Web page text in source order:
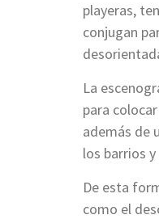
playeras,
conjugan
La
para
además de
los barrios
De esta
como el